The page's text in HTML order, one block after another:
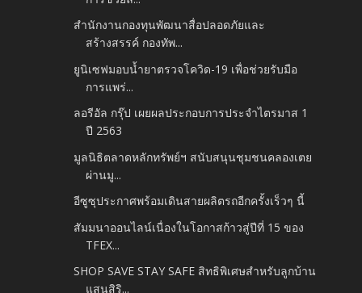
สำนักงานกองทุนพัฒนาสื่อปลอดภัยและ
สร้างสรรค์ กองทัพ...
ยูนิเซฟมอบน้ำยาตรวจโควิด-19 เพื่อช่วยรับมือ
การแพร่...
ลอรีอัล กรุ๊ป เผยผลประกอบการประจำไตรมาส 1
ปี 2563
มูลนิธิตลาดหลักทรัพย์ฯ สนับสนุนชุมชนคลองเตย
ผ่านมู...
อีซูซุประกาศพร้อมเดินสายผลิตรถอีกครั้งเร็วๆ นี้
สัมมนาออนไลน์เนื่องในโอกาสก้าวสู่ปีที่ 15 ของ
TFEX...
SHOP SAVE STAY SAFE สิทธิพิเศษสำหรับลูกบ้าน
แสนสิริ...